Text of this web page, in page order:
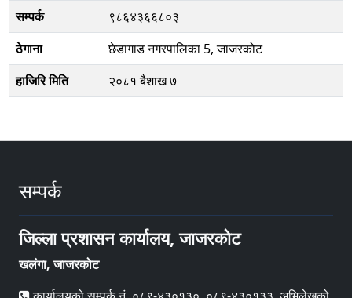
सम्पर्क
९८६४३६६८०३
ठेगाना
छेडागाड नगरपालिका 5, जाजरकोट
हाजिरि मिति
२०८१ बैशाख ७
सम्पर्क
जिल्ला प्रशासन कार्यालय, जाजरकोट
खलंगा, जाजरकोट